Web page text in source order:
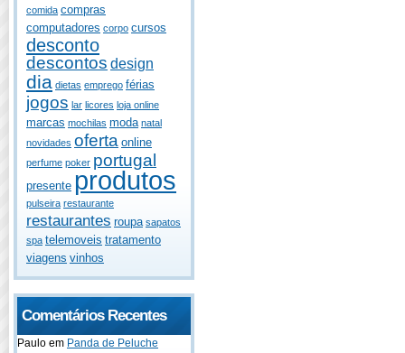
comida compras
computadores corpo cursos
desconto
descontos design
dia dietas emprego férias
jogos lar licores loja online
marcas mochilas moda natal
novidades oferta online
perfume poker portugal
presente produtos
pulseira restaurante
restaurantes roupa sapatos
spa telemoveis tratamento
viagens vinhos
Comentários Recentes
Paulo em Panda de Peluche